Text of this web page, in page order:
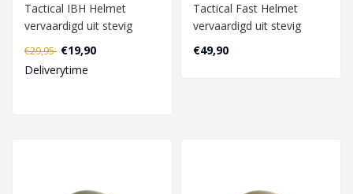
Tactical IBH Helmet
vervaardigd uit stevig
polymeer materiaal. De
helm is uitger..
€29,95 €19,90
Deliverytime
Tactical Fast Helmet
vervaardigd uit stevig
polymeer materiaal. De
helm is uitge..
€49,90